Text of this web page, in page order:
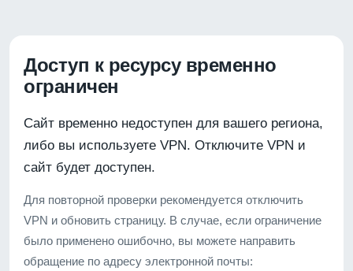
Доступ к ресурсу временно
ограничен
Сайт временно недоступен для вашего региона,
либо вы используете VPN. Отключите VPN и
сайт будет доступен.
Для повторной проверки рекомендуется отключить
VPN и обновить страницу. В случае, если ограничение
было применено ошибочно, вы можете направить
обращение по адресу электронной почты: